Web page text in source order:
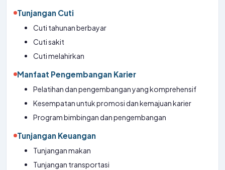
Tunjangan Cuti
Cuti tahunan berbayar
Cuti sakit
Cuti melahirkan
Manfaat Pengembangan Karier
Pelatihan dan pengembangan yang komprehensif
Kesempatan untuk promosi dan kemajuan karier
Program bimbingan dan pengembangan
Tunjangan Keuangan
Tunjangan makan
Tunjangan transportasi